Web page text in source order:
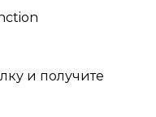
и получите